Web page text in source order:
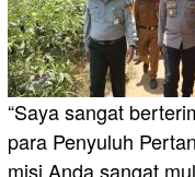
“Saya sangat
para Penyuluh
misi Anda sangat